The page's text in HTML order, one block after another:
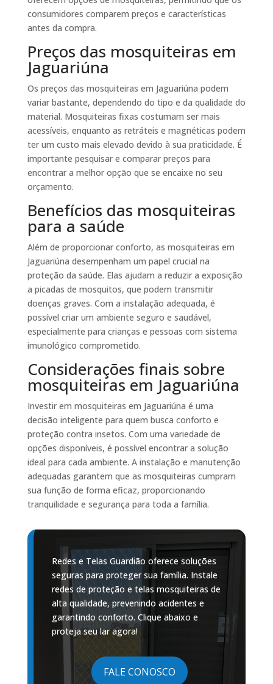
consumidores comparem preços e características
antes da compra.
Preços das mosquiteiras em
Jaguariúna
Os preços das mosquiteiras em Jaguariúna podem
variar bastante, dependendo do tipo e da qualidade do
material. Mosquiteiras fixas costumam ser mais
acessíveis, enquanto as retráteis e magnéticas podem
ter um custo mais elevado devido à sua praticidade. É
importante pesquisar e comparar preços para
encontrar a melhor opção que se encaixe no seu
orçamento.
Benefícios das mosquiteiras
para a saúde
Além de proporcionar conforto, as mosquiteiras em
Jaguariúna desempenham um papel crucial na
proteção da saúde. Elas ajudam a reduzir a exposição
a picadas de mosquitos, que podem transmitir
doenças graves. Com a instalação adequada, é
possível criar um ambiente seguro e saudável,
especialmente para crianças e pessoas com sistema
imunológico comprometido.
Considerações finais sobre
mosquiteiras em Jaguariúna
Investir em mosquiteiras em Jaguariúna é uma
decisão inteligente para quem busca conforto e
proteção contra insetos. Com uma variedade de
opções disponíveis, é possível encontrar a solução
ideal para cada ambiente. A instalação e manutenção
adequadas garantem que as mosquiteiras cumpram
sua função de forma eficaz, proporcionando
tranquilidade e segurança para toda a família.
Redes e Telas Guardião oferece soluções
seguras para proteger sua família. Instale
redes de proteção e telas mosquiteiras de
alta qualidade, prevenindo acidentes e
garantindo conforto. Clique abaixo e
proteja seu lar agora!
FALE CONOSCO